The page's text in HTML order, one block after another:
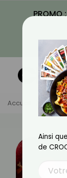
Accueil Actus
Ainsi
de